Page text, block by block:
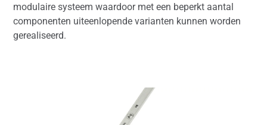
modulaire systeem waardoor met een beperkt aantal
componenten uiteenlopende varianten kunnen worden
gerealiseerd.